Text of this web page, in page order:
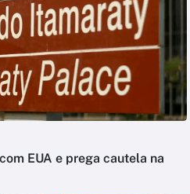
EUA e prega cautela na